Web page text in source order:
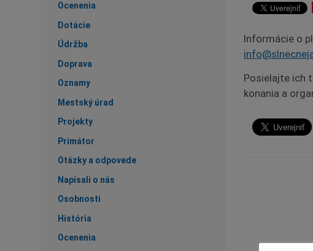
Ocenenia
Dotácie
Údržba
Doprava
Oznamy
Mestský úrad
Projekty
Primátor
Otázky a odpovede
Napísali o nás
Osobnosti
História
Ocenenia
Informácie o
Posielajte ich
konania a